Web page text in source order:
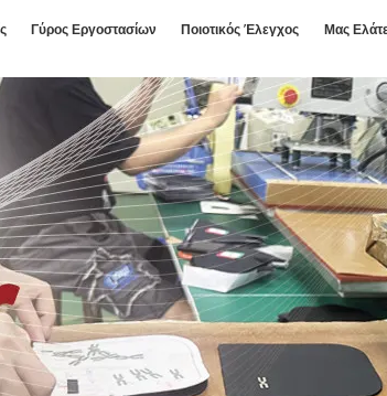
Γύρος Εργοστασίων Ποιοτικός Έλεγχος Μας